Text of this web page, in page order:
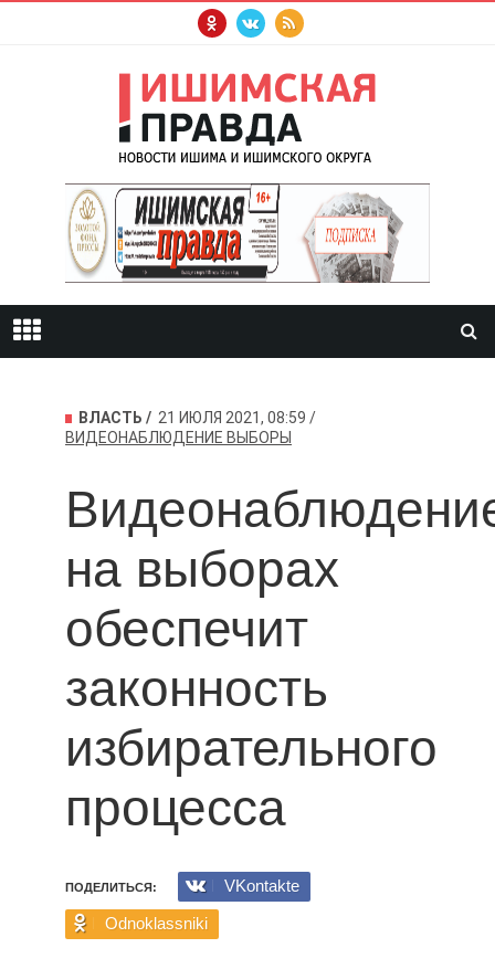
ВЛАСТЬ
21 ИЮЛЯ 2021, 08:59
ВИДЕОНАБЛЮДЕНИЕ ВЫБОРЫ
на выборах
обеспечит
законность
избирательного
процесса
ПОДЕЛИТЬСЯ:
VKontakte
Odnoklassniki